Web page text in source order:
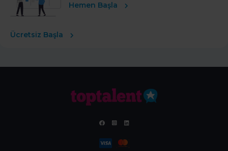
Hemen Başla
Ücretsiz Başla